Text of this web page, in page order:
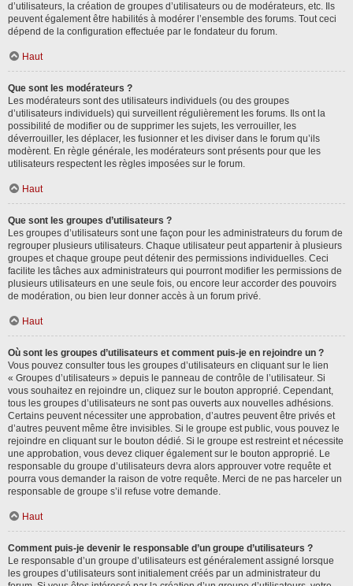
d’utilisateurs, la création de groupes d’utilisateurs ou de modérateurs, etc. Ils
peuvent également être habilités à modérer l’ensemble des forums. Tout ceci
dépend de la configuration effectuée par le fondateur du forum.
Haut
Que sont les modérateurs ?
Les modérateurs sont des utilisateurs individuels (ou des groupes
d’utilisateurs individuels) qui surveillent régulièrement les forums. Ils ont la
possibilité de modifier ou de supprimer les sujets, les verrouiller, les
déverrouiller, les déplacer, les fusionner et les diviser dans le forum qu’ils
modèrent. En règle générale, les modérateurs sont présents pour que les
utilisateurs respectent les règles imposées sur le forum.
Haut
Que sont les groupes d’utilisateurs ?
Les groupes d’utilisateurs sont une façon pour les administrateurs du forum de
regrouper plusieurs utilisateurs. Chaque utilisateur peut appartenir à plusieurs
groupes et chaque groupe peut détenir des permissions individuelles. Ceci
facilite les tâches aux administrateurs qui pourront modifier les permissions de
plusieurs utilisateurs en une seule fois, ou encore leur accorder des pouvoirs
de modération, ou bien leur donner accès à un forum privé.
Haut
Où sont les groupes d’utilisateurs et comment puis-je en rejoindre un ?
Vous pouvez consulter tous les groupes d’utilisateurs en cliquant sur le lien
« Groupes d’utilisateurs » depuis le panneau de contrôle de l’utilisateur. Si
vous souhaitez en rejoindre un, cliquez sur le bouton approprié. Cependant,
tous les groupes d’utilisateurs ne sont pas ouverts aux nouvelles adhésions.
Certains peuvent nécessiter une approbation, d’autres peuvent être privés et
d’autres peuvent même être invisibles. Si le groupe est public, vous pouvez le
rejoindre en cliquant sur le bouton dédié. Si le groupe est restreint et nécessite
une approbation, vous devez cliquer également sur le bouton approprié. Le
responsable du groupe d’utilisateurs devra alors approuver votre requête et
pourra vous demander la raison de votre requête. Merci de ne pas harceler un
responsable de groupe s’il refuse votre demande.
Haut
Comment puis-je devenir le responsable d’un groupe d’utilisateurs ?
Le responsable d’un groupe d’utilisateurs est généralement assigné lorsque
les groupes d’utilisateurs sont initialement créés par un administrateur du